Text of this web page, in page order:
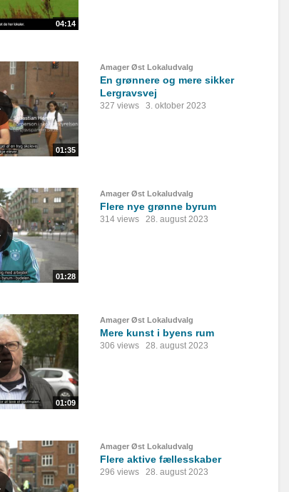
04:14
01:35
Amager Øst Lokaludvalg
En grønnere og mere sikker
Lergravsvej
327 views 3. oktober 2023
01:28
Amager Øst Lokaludvalg
Flere nye grønne byrum
314 views 28. august 2023
01:09
Amager Øst Lokaludvalg
Mere kunst i byens rum
306 views 28. august 2023
Amager Øst Lokaludvalg
Flere aktive fællesskaber
296 views 28. august 2023